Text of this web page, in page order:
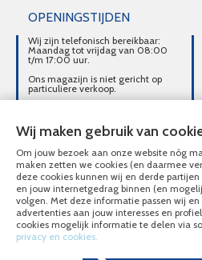
OPENINGSTIJDEN
Wij zijn telefonisch bereikbaar:
Maandag tot vrijdag van 08:00
t/m 17:00 uur.
Ons magazijn is niet gericht op
particuliere verkoop.
contact.
© Nieuwhoff de Rijk Elektrotechnisch
Wij maken gebruik van
Om jouw bezoek aan onze website nóg
maken zetten we cookies (en daarmee
deze cookies kunnen wij en derde
en jouw internetgedrag binnen (en
volgen. Met deze informatie passen wij
advertenties aan jouw interesses en
cookies mogelijk informatie te delen via
privacy en cookies.